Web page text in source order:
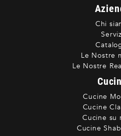
Chi
Le Nostre
Le Nostre
Cucine
Cucine
Cucine su
Cucine